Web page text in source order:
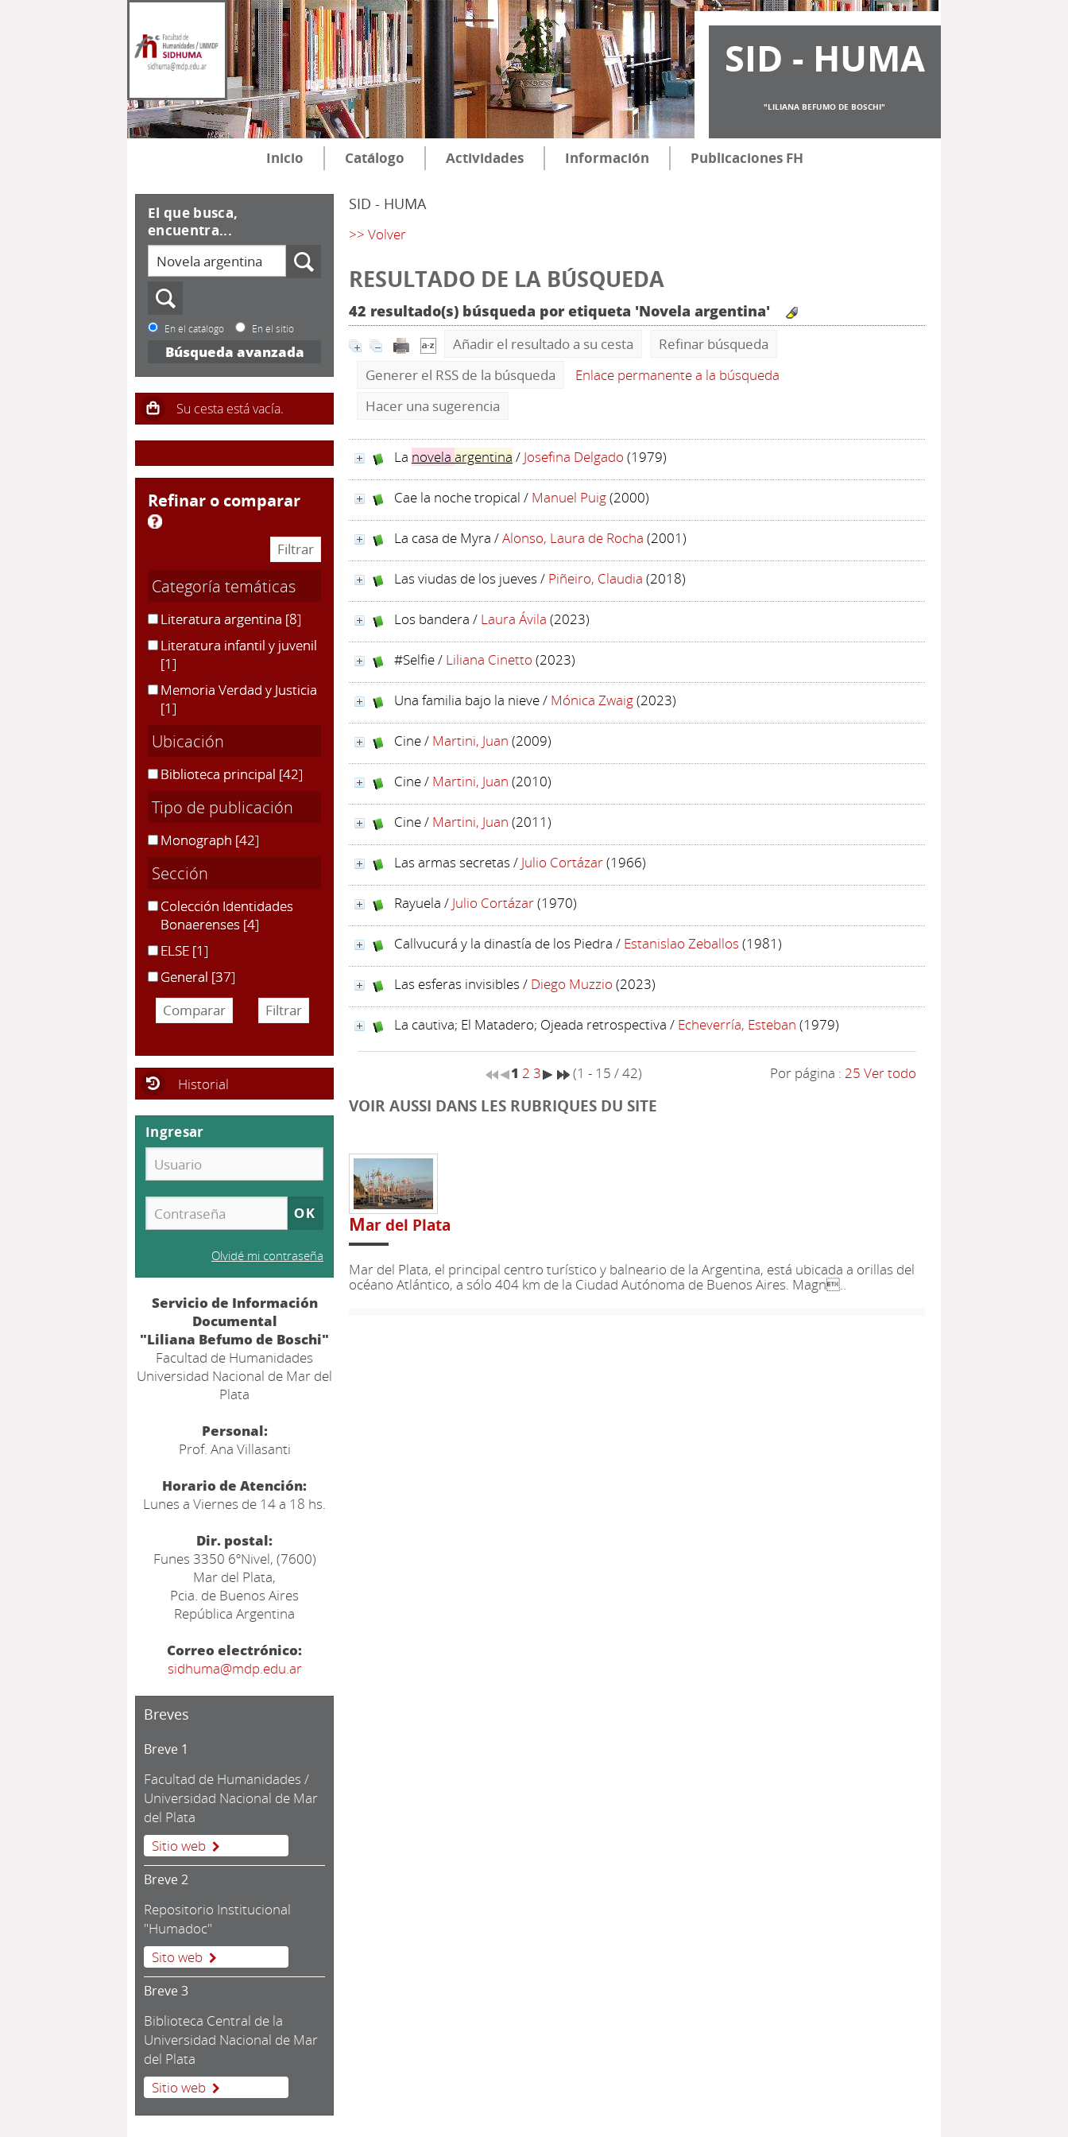
SID - HUMA
"LILIANA BEFUMO DE BOSCHI"
Inicio Catálogo Actividades Información Publicaciones FH
SID - HUMA
>> Volver
RESULTADO DE LA BÚSQUEDA
42 resultado(s) búsqueda por etiqueta 'Novela argentina'
Añadir el resultado a su cesta
Refinar búsqueda
Generer el RSS de la búsqueda
Enlace permanente a la búsqueda
Hacer una sugerencia
La novela argentina / Josefina Delgado (1979)
Cae la noche tropical / Manuel Puig(2000)
La casa de Myra /Alonso, Laura de Rocha (2001)
Las viudas de los jueves / Piñeiro, Claudia (2018)
Los bandera / Laura Ávila (2023)
#Selfie/ Liliana Cinetto (2023)
Una familia bajo la nieve/ Mónica Zwaig(2023)
Cine/ Martini, Juan (2009)
Cine/ Martini, Juan (2010)
Cine/ Martini, Juan (2011)
Las armas secretas / Julio Cortázar(1966)
Rayuela / Julio Cortázar(1970)
Callvucurá y la dinastía de los Piedra / Estanislao Zeballos (1981)
Las esferas invisibles / Diego Muzzio (2023)
La cautiva; El Matadero; Ojeada retrospectiva / Echeverría, Esteban (1979)
1 2 3 (1 - 15 / 42) Por página : 25 Ver todo
VOIR AUSSI DANS LES RUBRIQUES DU SITE
Mar del Plata
Mar del Plata, el principal centro turístico y balneario de la Argentina, está ubicada a orillas del
océano Atlántico, a sólo 404 km de la Ciudad Autónoma de Buenos Aires. Magn..
El que busca,
encuentra...
En el catálogo En el sitio
Búsqueda avanzada
refinar o comparar
Categoría temáticas
Literatura argentina [8]
Literatura infantil y juvenil
[1]
Memoria Verdad y Justicia
[1]
Ubicación
Biblioteca principal [42]
Tipo de publicación
Monograph [42]
Sección
Colección Identidades
Bonaerenses [4]
ELSE [1]
General [37]
Historial
Ingresar
Olvidé mi contraseña
Servicio de Información
Documental
"Liliana Befumo de Boschi"
Facultad de Humanidades
Universidad Nacional de Mar del
Plata
Personal:
Prof. Ana Villasanti
Horario de Atención:
Lunes a Viernes de 14 a 18 hs.
Dir. postal:
Funes 3350 6ºNivel, (7600)
Mar del Plata,
Pcia. de Buenos Aires
República Argentina
Correo electrónico:
sidhuma@mdp.edu.ar
Breves
Breve 1
Facultad de Humanidades /
Universidad Nacional de Mar
del Plata
Sitio web
Breve 2
Repositorio Institucional
"Humadoc"
Sito web
Breve 3
Biblioteca Central de la
Universidad Nacional de Mar
del Plata
Sitio web